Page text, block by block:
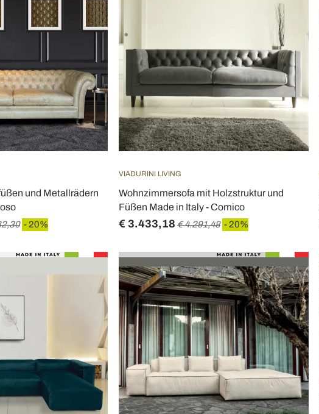
und Metallrädern
- 20%
VIADURINI LIVING
Wohnzimmersofa mit Holzstruktur und
Füßen Made in Italy - Comico
€ 3.433,18 € 4.291,48 - 20%